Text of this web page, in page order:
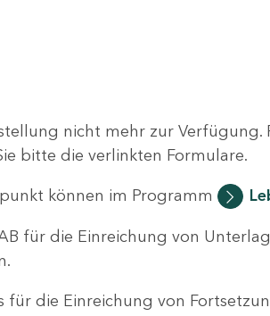
nicht mehr zur Verfügung.
bitte die verlinkten Formulare.
können im Programm
für die Einreichung von
für die Einreichung von